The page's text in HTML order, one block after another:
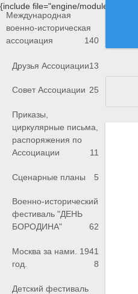
{include file="engine/modules/
Международная
военно-историческая
ассоциация
140
Друзья Ассоциации13
Совет Ассоциации 25
Приказы,
циркулярные письма,
распоряжения по
Ассоциации
11
Сценарные планы 5
Военно-исторический
фестиваль "ДЕНЬ
БОРОДИНА"
62
Москва за нами. 1941
год.
8
Детский фестиваль